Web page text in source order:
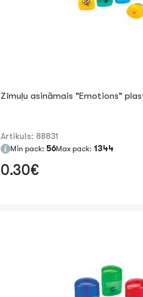
Zīmuļu asināmais "Emotions"
Artikuls: 88831
Min pack: 56Max pack: 1344
0.30€